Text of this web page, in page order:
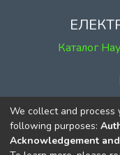
Каталог
м. Київ,
тел.
We collect and process
following purposes:
Acknowledgement